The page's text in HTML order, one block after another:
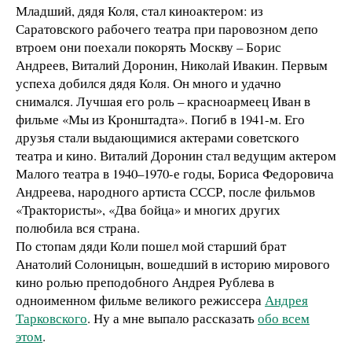
Младший, дядя Коля, стал киноактером: из
Саратовского рабочего театра при паровозном депо
втроем они поехали покорять Москву – Борис
Андреев, Виталий Доронин, Николай Ивакин. Первым
успеха добился дядя Коля. Он много и удачно
снимался. Лучшая его роль – красноармеец Иван в
фильме «Мы из Кронштадта». Погиб в 1941-м. Его
друзья стали выдающимися актерами советского
театра и кино. Виталий Доронин стал ведущим актером
Малого театра в 1940–1970-е годы, Бориса Федоровича
Андреева, народного артиста СССР, после фильмов
«Трактористы», «Два бойца» и многих других
полюбила вся страна.
По стопам дяди Коли пошел мой старший брат
Анатолий Солоницын, вошедший в историю мирового
кино ролью преподобного Андрея Рублева в
одноименном фильме великого режиссераАндрея
Тарковского. Ну а мне выпало рассказатьобо всем
этом.